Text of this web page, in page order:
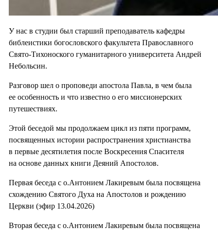
У нас в студии был старший преподаватель кафедры
библеистики богословского факультета Православного
Свято-Тихоноского гуманитарного университета Андрей
Небольсин.
Разговор шел о проповеди апостола Павла, в чем была
ее особенность и что известно о его миссионерских
путешествиях.
Этой беседой мы продолжаем цикл из пяти программ,
посвященных истории распространения христианства
в первые десятилетия после Воскресения Спасителя
на основе данных книги Деяний Апостолов.
Первая беседа с о.Антонием Лакиревым была посвящена
схождению Святого Духа на Апостолов и рождению
Церкви (эфир 13.04.2026)
Вторая беседа с о.Антонием Лакиревым была посвящена